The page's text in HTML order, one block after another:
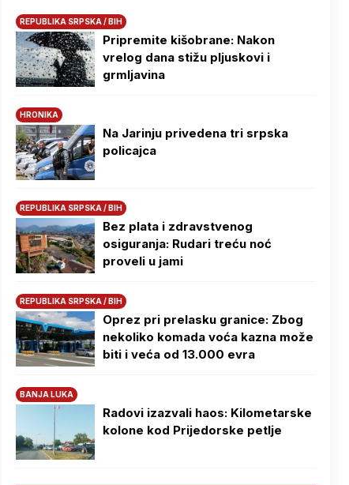
REPUBLIKA SRPSKA / BIH
Pripremite kišobrane: Nakon
vrelog dana stižu pljuskovi i
grmljavina
HRONIKA
Na Јarinju privedena tri srpska
policajca
REPUBLIKA SRPSKA / BIH
Bez plata i zdravstvenog
osiguranja: Rudari treću noć
proveli u jami
REPUBLIKA SRPSKA / BIH
Oprez pri prelasku granice: Zbog
nekoliko komada voća kazna može
biti i veća od 13.000 evra
BANJA LUKA
Radovi izazvali haos: Kilometarske
kolone kod Prijedorske petlje